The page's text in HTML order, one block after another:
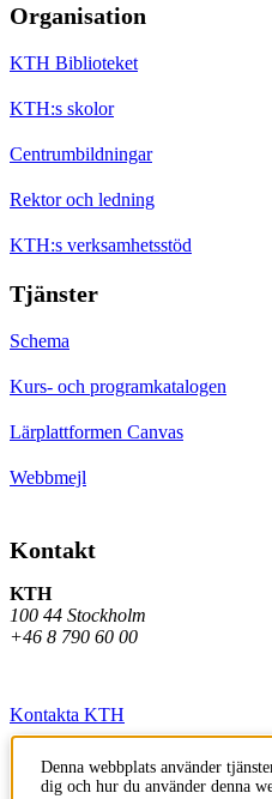
Organisation
KTH Biblioteket
KTH:s skolor
Centrumbildningar
Rektor och ledning
KTH:s verksamhetsstöd
Tjänster
Schema
Kurs- och programkatalogen
Lärplattformen Canvas
Webbmejl
Kontakt
KTH
100 44 Stockholm
+46 8 790 60 00
Kontakta KTH
Jobba på KTH
Denna webbplats använder
dig och hur du använder denna